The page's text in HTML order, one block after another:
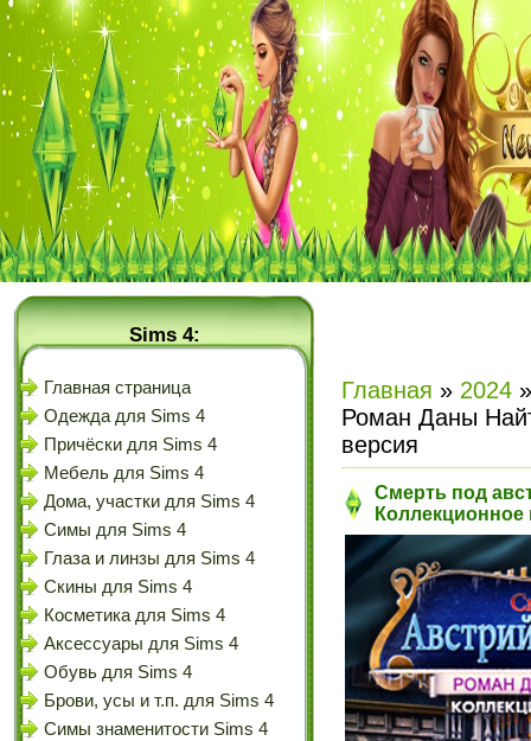
Sims 4:
Главная страница
Одежда для Sims 4
Причёски для Sims 4
Мебель для Sims 4
Дома, участки для Sims 4
Симы для Sims 4
Глаза и линзы для Sims 4
Скины для Sims 4
Косметика для Sims 4
Аксессуары для Sims 4
Обувь для Sims 4
Брови, усы и т.п. для Sims 4
Симы знаменитости Sims 4
Главная » 2024 »
Роман Даны
версия
Смерть под
Коллекционное